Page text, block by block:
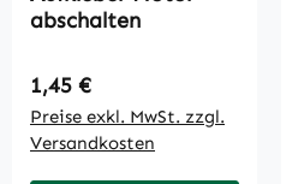
abschalten
Regulärer Preis:
1,45 €
Preise exkl. MwSt. zzgl.
Versandkosten